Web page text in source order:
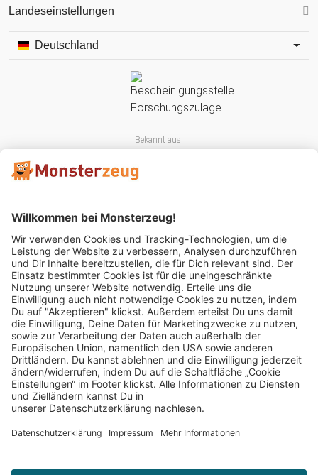
Landeseinstellungen
Deutschland
Bekannt aus:
Mitglied im:
Impressum AGB Widerrufsbelehrung